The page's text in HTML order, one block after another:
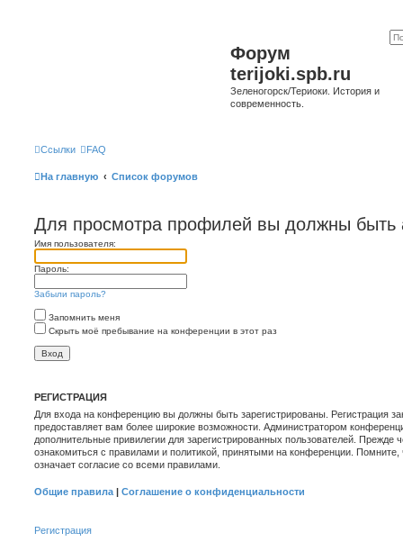
Форум
terijoki.spb.ru
Зеленогорск/Териоки. История и
современность.
Ссылки FAQ
На главную Список форумов
Для просмотра профилей вы должны быть
Имя пользователя:
Пароль:
Забыли пароль?
Запомнить меня
Скрыть моё пребывание на конференции в этот раз
РЕГИСТРАЦИЯ
Для входа на конференцию вы должны быть зарегистрированы. Регистрация
предоставляет вам более широкие возможности. Администратором
дополнительные привилегии для зарегистрированных пользователей. Прежде
ознакомиться с правилами и политикой, принятыми на конференции.
означает согласие со всеми правилами.
Общие правила | Соглашение о конфиденциальности
Регистрация